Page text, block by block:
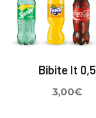
Bibite lt 0,5
3,00€